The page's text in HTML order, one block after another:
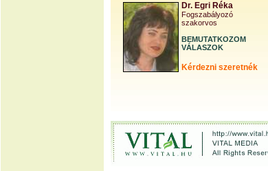
Dr. Egri Réka
Fogszabályozó
szakorvos
BEMUTATKOZOM
VÁLASZOK
Kérdezni szeretnék